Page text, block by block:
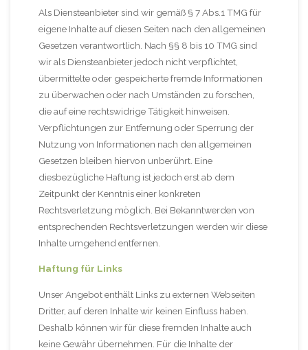
Als Diensteanbieter sind wir gemäß § 7 Abs.1 TMG für
eigene Inhalte auf diesen Seiten nach den allgemeinen
Gesetzen verantwortlich. Nach §§ 8 bis 10 TMG sind
wir als Diensteanbieter jedoch nicht verpflichtet,
übermittelte oder gespeicherte fremde Informationen
zu überwachen oder nach Umständen zu forschen,
die auf eine rechtswidrige Tätigkeit hinweisen.
Verpflichtungen zur Entfernung oder Sperrung der
Nutzung von Informationen nach den allgemeinen
Gesetzen bleiben hiervon unberührt. Eine
diesbezügliche Haftung ist jedoch erst ab dem
Zeitpunkt der Kenntnis einer konkreten
Rechtsverletzung möglich. Bei Bekanntwerden von
entsprechenden Rechtsverletzungen werden wir diese
Inhalte umgehend entfernen.
Haftung für Links
Unser Angebot enthält Links zu externen Webseiten
Dritter, auf deren Inhalte wir keinen Einfluss haben.
Deshalb können wir für diese fremden Inhalte auch
keine Gewähr übernehmen. Für die Inhalte der